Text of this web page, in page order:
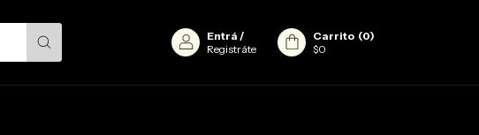
Entrá /
Registráte
Carrito (0)
$0